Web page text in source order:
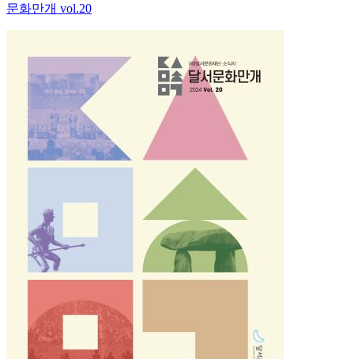
문화만개 vol.20